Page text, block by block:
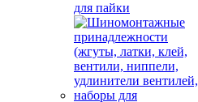
для пайки